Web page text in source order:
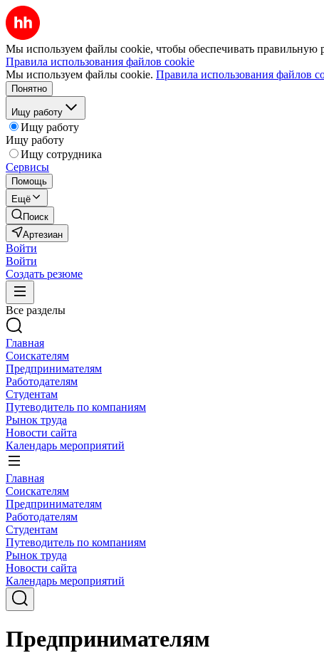
Мы используем файлы cookie, чтобы обеспечивать правильную
Правила использования файлов cookie
Мы используем файлы cookie. Правила использования файлов
Понятно
Ищу работу
Ищу работу
Ищу работу
Ищу сотрудника
Сервисы
Помощь
Ещё
Поиск
Артезиан
Войти
Войти
Создать резюме
Все разделы
Главная
Соискателям
Предпринимателям
Работодателям
Студентам
Путеводитель по компаниям
Рынок труда
Новости сайта
Календарь мероприятий
Главная
Соискателям
Предпринимателям
Работодателям
Студентам
Путеводитель по компаниям
Рынок труда
Новости сайта
Календарь мероприятий
Предпринимателям